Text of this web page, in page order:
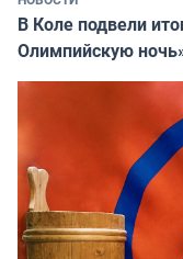
В Коле подвели
Олимпийскую